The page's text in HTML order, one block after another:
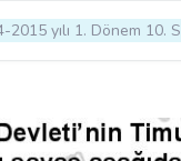
2015 yılı 1. Dönem 10.